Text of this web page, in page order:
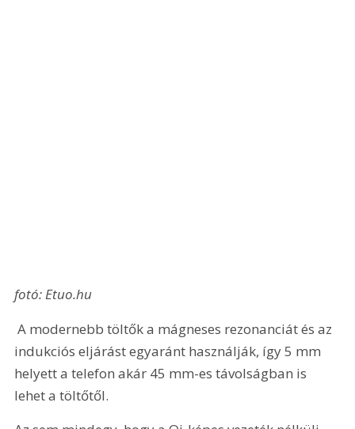
fotó: Etuo.hu
A modernebb töltők a mágneses rezonanciát és az
indukciós eljárást egyaránt használják, így 5 mm
helyett a telefon akár 45 mm-es távolságban is
lehet a töltőtől.